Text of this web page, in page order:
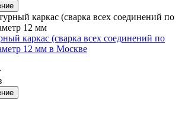
каркас (сварка всех соединений по
12 мм в Москве